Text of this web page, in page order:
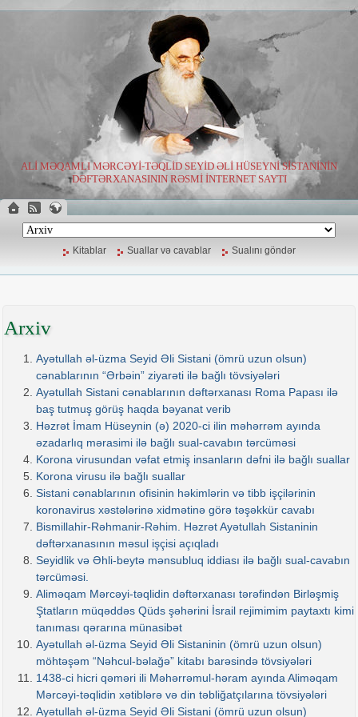
ALİ MƏQAMLI MƏRCƏYİ-TƏQLİD SEYİD ƏLİ HÜSEYNİ SİSTANİNİN
DƏFTƏRXANASININ RƏSMİ İNTERNET SAYTI
Kitablar Suallar və cavablar Sualını göndər
Arxiv
Ayətullah əl-üzma Seyid Əli Sistani (ömrü uzun olsun)
cənablarının “Ərbəin” ziyarəti ilə bağlı tövsiyələri
Ayətullah Sistani cənablarının dəftərxanası Roma Papası ilə
baş tutmuş görüş haqda bəyanat verib
Həzrət İmam Hüseynin (ə) 2020-ci ilin məhərrəm ayında
əzadarlıq mərasimi ilə bağlı sual-cavabın tərcüməsi
Korona virusundan vəfat etmiş insanların dəfni ilə bağlı suallar
Korona virusu ilə bağlı suallar
Sistani cənablarının ofisinin həkimlərin və tibb işçilərinin
koronavirus xəstələrinə xidmətinə görə təşəkkür cavabı
Bismillahir-Rəhmanir-Rəhim. Həzrət Ayətullah Sistaninin
dəftərxanasının məsul işçisi açıqladı
Seyidlik və Əhli-beytə mənsubluq iddiası ilə bağlı sual-cavabın
tərcüməsi.
Aliməqam Mərcəyi-təqlidin dəftərxanası tərəfindən Birləşmiş
Ştatların müqəddəs Qüds şəhərini İsrail rejimimim paytaxtı kimi
tanıması qərarına münasibət
Ayətullah əl-üzma Seyid Əli Sistaninin (ömrü uzun olsun)
möhtəşəm “Nəhcul-bəlağə” kitabı barəsində tövsiyələri
1438-ci hicri qəməri ili Məhərrəmul-həram ayında Aliməqam
Mərcəyi-təqlidin xətiblərə və din təbliğatçılarına tövsiyələri
Ayətullah əl-üzma Seyid Əli Sistani (ömrü uzun olsun)